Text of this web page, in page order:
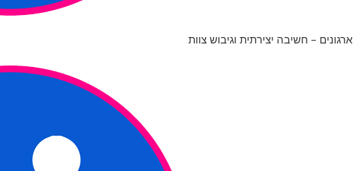
ארגונים – חשיבה יצירתית וגיבוש צוות